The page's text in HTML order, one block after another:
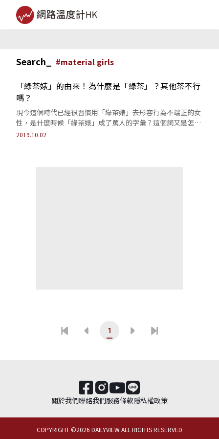
Search_ #material girls
「綠茶婊」的由來！為什麼是「綠茶」？其他茶不行
嗎？
現今這個時代已經很習慣用「綠茶婊」去形容行為不端正的女
性，是什麼時候「綠茶婊」成了罵人的字彙？這個詞又是怎麼
來的呢？
2019.10.02
1
關於我們聯絡我們服務條款隱私權政策
COPYRIGHT ©2026 DAILYVIEW ALL RIGHTS RESERVED